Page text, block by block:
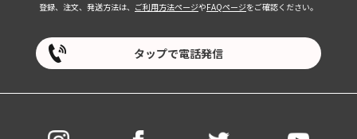
登録、注文、発送方法は、 ご利用方法ページやFAQページをご確認ください。
タップで電話発信